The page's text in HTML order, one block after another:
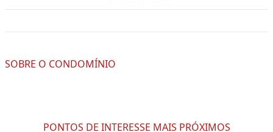
SOBRE O CONDOMÍNIO
PONTOS DE INTERESSE MAIS PRÓXIMOS